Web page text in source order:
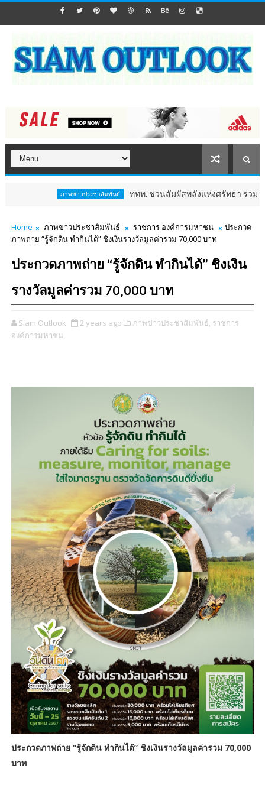
ภาพข่าวประชาสัมพันธ์ ททท. ชวนสัมผัสพลังแห่งศรัทธา ร่วมงาน "ห่มผ้า
Home ภาพข่าวประชาสัมพันธ์ ราชการ องค์การมหาชน
ประกวด
ภาพถ่าย “รู้จักดิน ทำกินได้” ชิงเงินรางวัลมูลค่ารวม 70,000 บาท
ประกวดภาพถ่าย “รู้จักดิน ทำกินได้” ชิงเงิน
รางวัลมูลค่ารวม 70,000 บาท
Siam Outlook 2 years ago ภาพข่าวประชาสัมพันธ์, ราชการ
องค์การมหาชน,
ประกวดภาพถ่าย “รู้จักดิน ทำกินได้” ชิงเงินรางวัลมูลค่ารวม 70,000
บาท